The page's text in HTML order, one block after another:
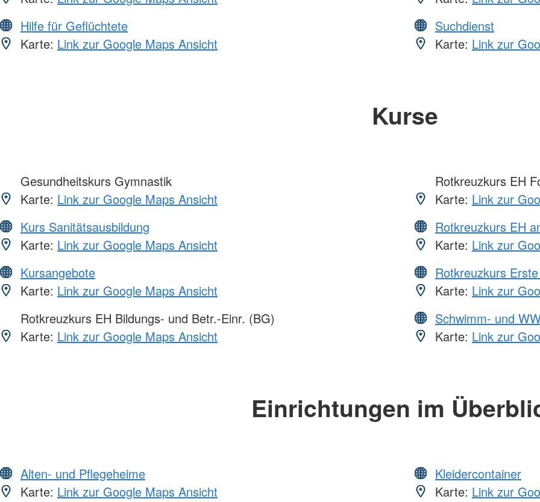
Hilfe für Geflüchtete
Karte: Link zur Google Maps Ansicht
Suchdienst
Karte: Link zur
Kurse
Gesundheitskurs Gymnastik
Karte: Link zur Google Maps Ansicht
Kurs Sanitätsausbildung
Karte: Link zur Google Maps Ansicht
Kursangebote
Karte: Link zur Google Maps Ansicht
Rotkreuzkurs EH Bildungs- und Betr.-Einr. (BG)
Karte: Link zur Google Maps Ansicht
Rotkreuzkurs EH
Karte: Link zur
Rotkreuzkurs EH
Karte: Link zur
Rotkreuzkurs
Karte: Link zur
Schwimm- und
Karte: Link zur
Einrichtungen im
Alten- und Pflegeheime
Karte: Link zur Google Maps Ansicht
Kleidercontainer
Karte: Link zur